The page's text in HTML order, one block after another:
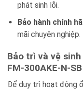
phát sinh lỗi.
Bảo hành chính
mãi chuyên nghiệp.
Bảo trì và vệ
FM-300AKE-N-
Để duy trì hoạt động